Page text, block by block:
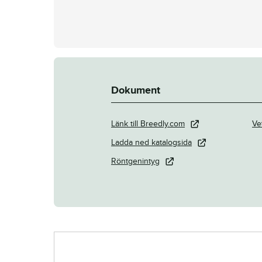
Dokument
Länk till Breedly.com
Ladda ned katalogsida
Röntgenintyg